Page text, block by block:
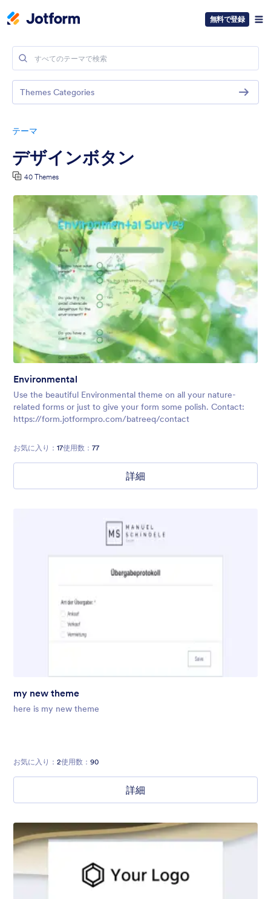
無料で登録
テーマ
デザインボタン
40 Themes
Environmental
Use the beautiful Environmental theme on all your nature-
related forms or just to give your form some polish. Contact:
https://form.jotformpro.com/batreeq/contact
お気に入り： 17使用数： 77
詳細
my new theme
here is my new theme
お気に入り： 2使用数： 90
詳細
Themes Categories